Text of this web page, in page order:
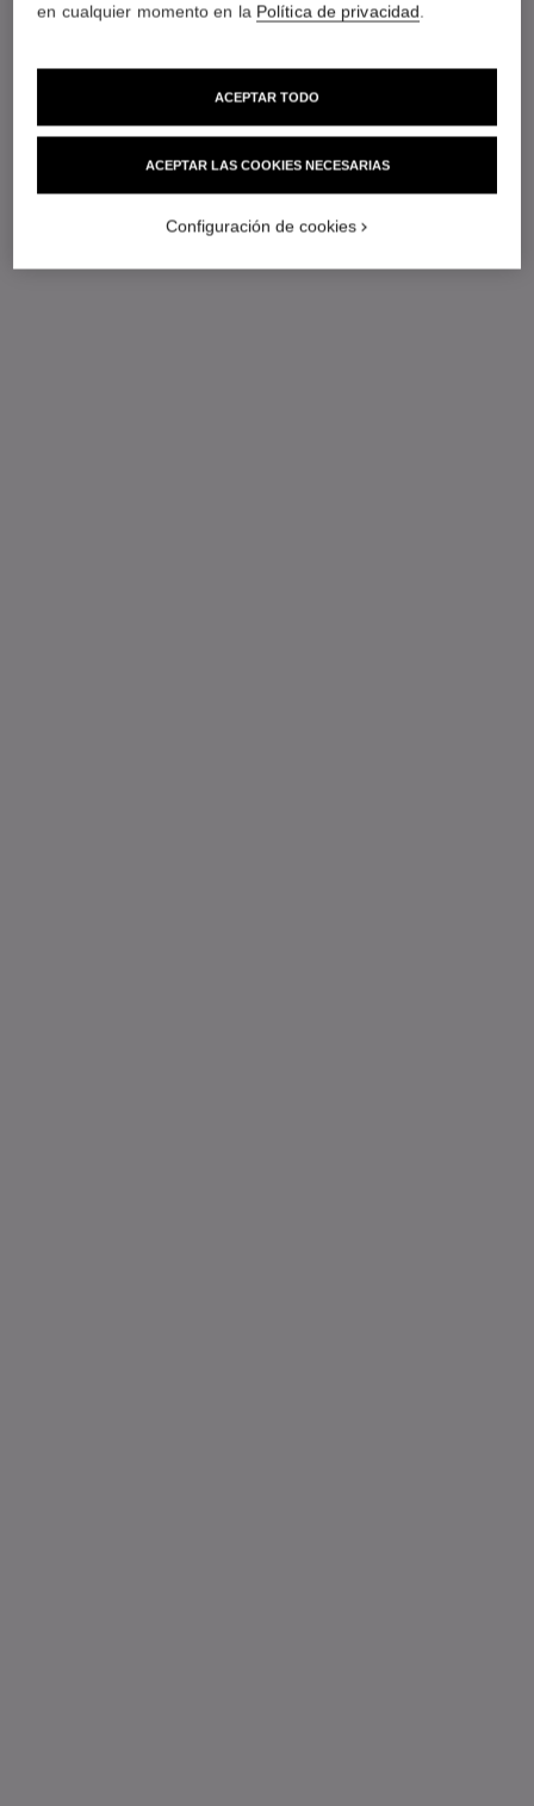
en cualquier momento en la Política de privacidad.
ACEPTAR LAS COOKIES NECESARIAS
ACEPTAR TODO
Configuración de cookies